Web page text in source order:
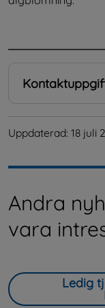
Uppdaterad: 18 juli
Andra
vara
Ledig